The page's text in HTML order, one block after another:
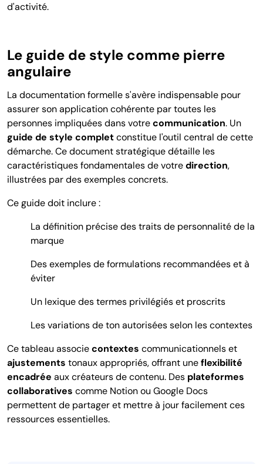
d'activité.
Le guide de style comme pierre
angulaire
La documentation formelle s'avère indispensable pour
assurer son application cohérente par toutes les
personnes impliquées dans votrecommunication. Un
guide de style completconstitue l'outil central de cette
démarche. Ce document stratégique détaille les
caractéristiques fondamentales de votredirection,
illustrées par des exemples concrets.
Ce guide doit inclure :
La définition précise des traits de personnalité de la
marque
Des exemples de formulations recommandées et à
éviter
Un lexique des termes privilégiés et proscrits
Les variations de ton autorisées selon les contextes
Ce tableau associecontextes communicationnels et
ajustements tonaux appropriés, offrant uneflexibilité
encadrée aux créateurs de contenu. Des plateformes
collaboratives comme Notion ou Google Docs
permettent de partager et mettre à jour facilement ces
ressources essentielles.